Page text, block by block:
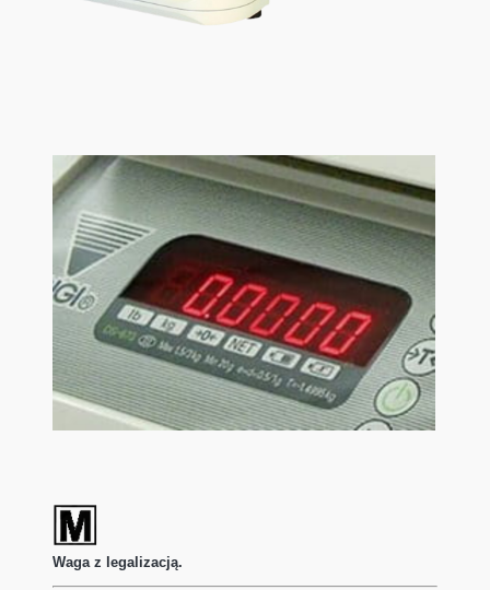
Waga z legalizacją.